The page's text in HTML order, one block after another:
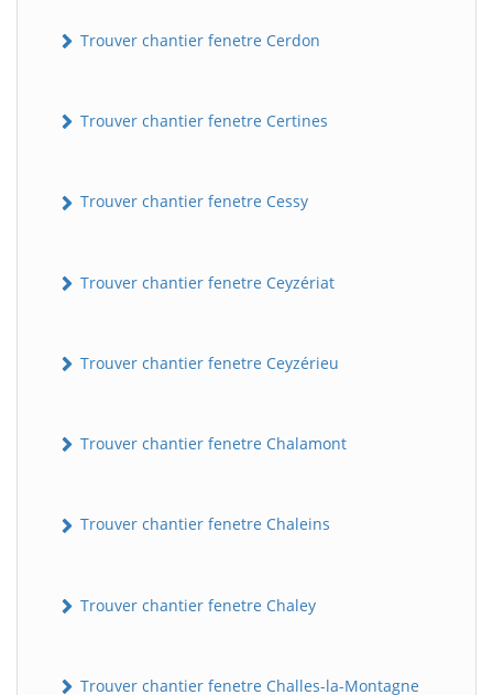
Trouver chantier fenetre Cerdon
Trouver chantier fenetre Certines
Trouver chantier fenetre Cessy
Trouver chantier fenetre Ceyzériat
Trouver chantier fenetre Ceyzérieu
Trouver chantier fenetre Chalamont
Trouver chantier fenetre Chaleins
Trouver chantier fenetre Chaley
Trouver chantier fenetre Challes-la-Montagne